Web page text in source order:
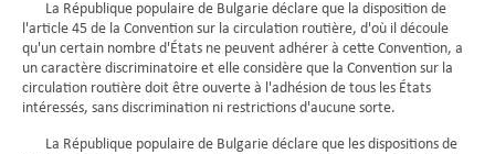
La République populaire de Bulgarie déclare que la disposition de
l'article 45 de la Convention sur la circulation routière, d'où il découle
qu'un certain nombre d'États ne peuvent adhérer à cette Convention, a
un caractère discriminatoire et elle considère que la Convention sur la
circulation routière doit être ouverte à l'adhésion de tous les États
intéressés, sans discrimination ni restrictions d'aucune sorte.
La République populaire de Bulgarie déclare que les dispositions de